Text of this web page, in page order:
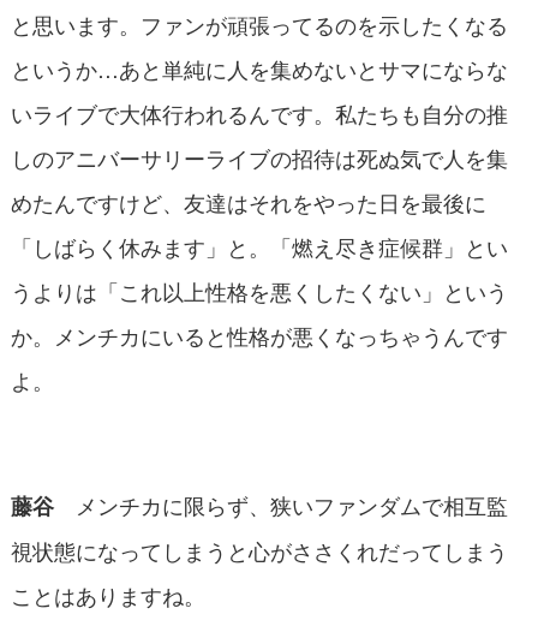
と思います。ファンが頑張ってるのを示したくなる
というか…あと単純に人を集めないとサマにならな
いライブで大体行われるんです。私たちも自分の推
しのアニバーサリーライブの招待は死ぬ気で人を集
めたんですけど、友達はそれをやった日を最後に
「しばらく休みます」と。「燃え尽き症候群」とい
うよりは「これ以上性格を悪くしたくない」という
か。メンチカにいると性格が悪くなっちゃうんです
よ。
藤谷
メンチカに限らず、狭いファンダムで相互監
視状態になってしまうと心がささくれだってしまう
ことはありますね。